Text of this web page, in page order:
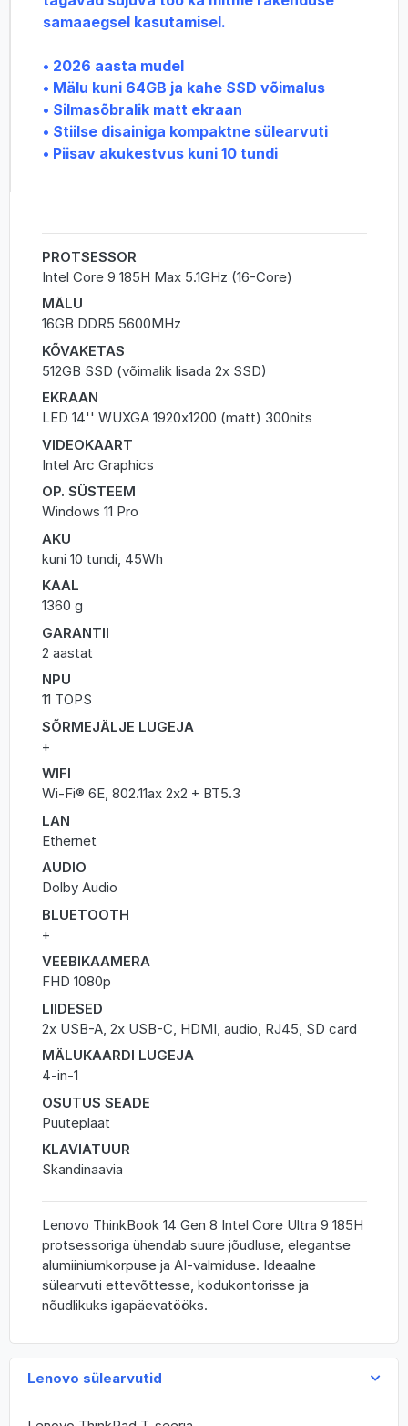
Lenovo sülearvutid
samaaegsel kasutamisel.
• 2026 aasta mudel
• Mälu kuni 64GB ja kahe SSD võimalus
• Silmasõbralik matt ekraan
• Stiilse disainiga kompaktne sülearvuti
• Piisav akukestvus kuni 10 tundi
PROTSESSOR
Intel Core 9 185H Max 5.1GHz (16-Core)
MÄLU
16GB DDR5 5600MHz
KÕVAKETAS
512GB SSD (võimalik lisada 2x SSD)
EKRAAN
LED 14'' WUXGA 1920x1200 (matt) 300nits
VIDEOKAART
Intel Arc Graphics
OP. SÜSTEEM
Windows 11 Pro
AKU
kuni 10 tundi, 45Wh
KAAL
1360 g
GARANTII
2 aastat
NPU
11 TOPS
SÕRMEJÄLJE LUGEJA
+
WIFI
Wi-Fi® 6E, 802.11ax 2x2 + BT5.3
LAN
Ethernet
AUDIO
Dolby Audio
BLUETOOTH
+
VEEBIKAAMERA
FHD 1080p
LIIDESED
2x USB-A, 2x USB-C, HDMI, audio, RJ45, SD card
MÄLUKAARDI LUGEJA
4-in-1
OSUTUS SEADE
Puuteplaat
KLAVIATUUR
Skandinaavia
Lenovo ThinkBook 14 Gen 8 Intel Core Ultra 9 185H
protsessoriga ühendab suure jõudluse, elegantse
alumiiniumkorpuse ja AI-valmiduse. Ideaalne
sülearvuti ettevõttesse, kodukontorisse ja
nõudlikuks igapäevatööks.